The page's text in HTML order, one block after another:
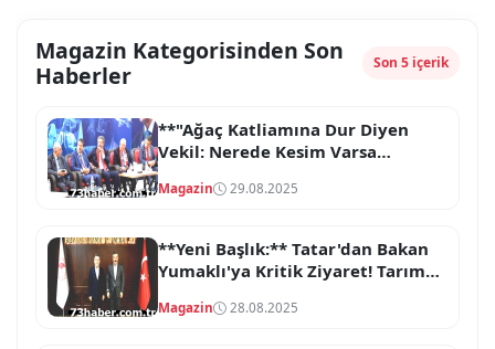
Magazin Kategorisinden Son
Haberler
Son 5 içerik
**"Ağaç Katliamına Dur Diyen
Vekil: Nerede Kesim Varsa
Magazin 29.08.2025
**Yeni Başlık:** Tatar'dan Bakan
Yumaklı'ya Kritik Ziyaret! Tarım
Magazin 28.08.2025